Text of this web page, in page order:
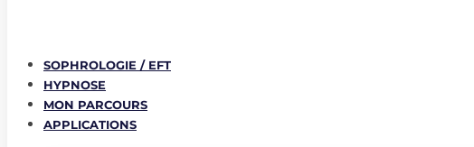
SOPHROLOGIE / EFT
HYPNOSE
MON PARCOURS
APPLICATIONS